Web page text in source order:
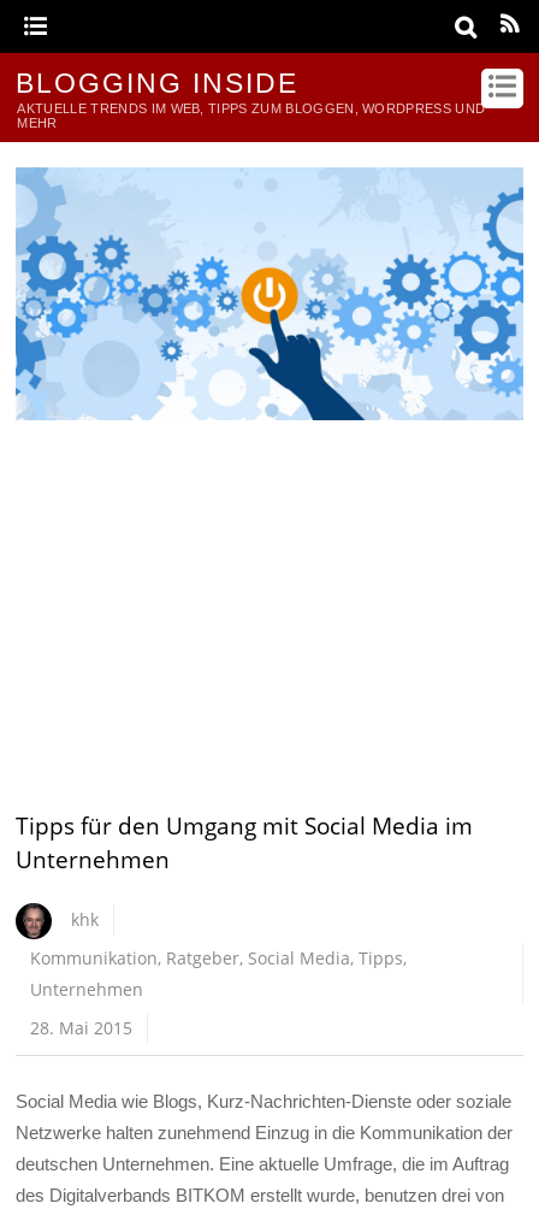
BLOGGING INSIDE
AKTUELLE TRENDS IM WEB, TIPPS ZUM BLOGGEN, WORDPRESS UND
MEHR
Tipps für den Umgang mit Social Media im
Unternehmen
khk
Kommunikation, Ratgeber, Social Media,Tipps,
Unternehmen
28. Mai 2015
Social Media wie Blogs, Kurz-Nachrichten-Dienste oder soziale
Netzwerke halten zunehmend Einzug in die Kommunikation der
deutschen Unternehmen. Eine aktuelle Umfrage, die im Auftrag
des Digitalverbands BITKOM erstellt wurde, benutzen drei von